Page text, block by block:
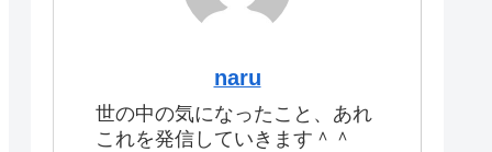
naru
世の中の気になったこと、あれ
これを発信していきます＾＾